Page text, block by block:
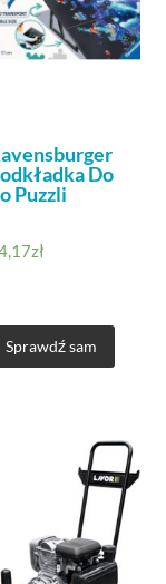
Do
Puzzli
zł
Sprawdź sam